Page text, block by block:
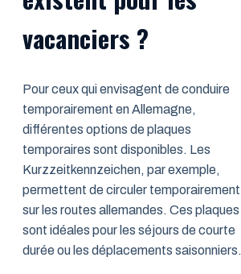
vacanciers ?
Pour ceux qui envisagent de conduire
temporairement en Allemagne,
différentes options de plaques
temporaires sont disponibles. Les
Kurzzeitkennzeichen, par exemple,
permettent de circuler temporairement
sur les routes allemandes. Ces plaques
sont idéales pour les séjours de courte
durée ou les déplacements saisonniers.